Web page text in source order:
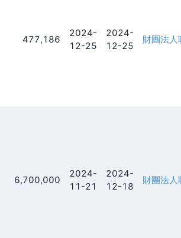
477,186
2024-
12-25
2024-
12-25
財團法人
6,700,000
2024-
11-21
2024-
12-18
財團法人